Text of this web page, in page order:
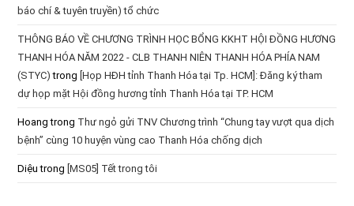
báo chí & tuyên truyền) tổ chức
THÔNG BÁO VỀ CHƯƠNG TRÌNH HỌC BỔNG KKHT HỘI ĐỒNG HƯƠNG
THANH HÓA NĂM 2022 - CLB THANH NIÊN THANH HÓA PHÍA NAM
(STYC) trong [Họp HĐH tỉnh Thanh Hóa tại Tp. HCM]: Đăng ký tham
dự họp mặt Hội đồng hương tỉnh Thanh Hóa tại TP. HCM
Hoang trong Thư ngỏ gửi TNV Chương trình “Chung tay vượt qua dịch
bệnh” cùng 10 huyện vùng cao Thanh Hóa chống dịch
Diệu trong [MS05] Tết trong tôi